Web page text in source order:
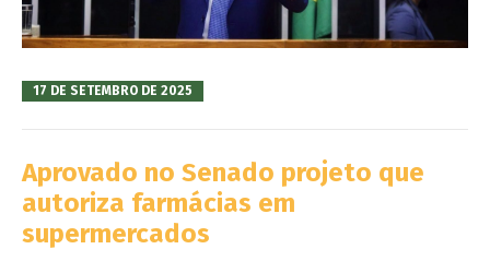
17 DE SETEMBRO DE 2025
Aprovado no Senado projeto que
autoriza farmácias em
supermercados